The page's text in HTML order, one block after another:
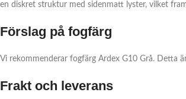
en diskret struktur med sidenmatt lyster, vilket
Förslag på fogfärg
Vi rekommenderar fogfärg Ardex G10 Grå. Detta
Frakt och leverans